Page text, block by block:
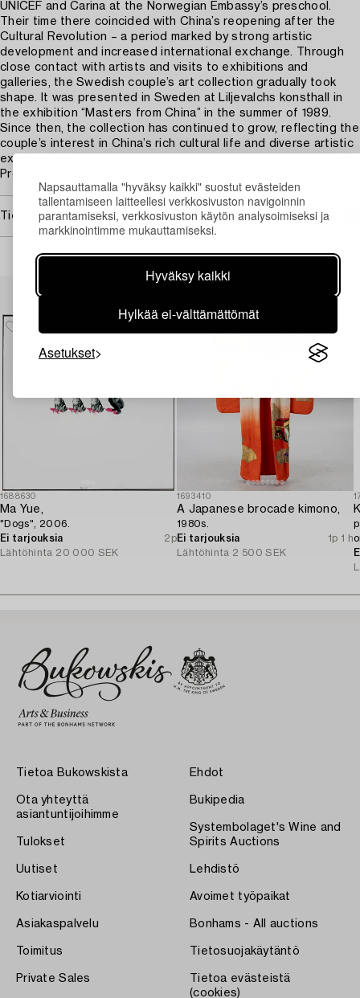
Napsauttamalla "hyväksy kaikki" suostut evästeiden
tallentamiseen laitteellesi verkkosivuston navigoinnin
parantamiseksi, verkkosivuston käytön analysoimiseksi ja
markkinointimme mukauttamiseksi.
Hyväksy kaikki
Hylkää ei-välttämättömät
Asetukset
UNICEF and Carina at the Norwegian Embassy’s preschool.
Their time there coincided with China’s reopening after the
Cultural Revolution – a period marked by strong artistic
development and increased international exchange. Through
close contact with artists and visits to exhibitions and
galleries, the Swedish couple’s art collection gradually took
shape. It was presented in Sweden at Liljevalchs konsthall in
the exhibition “Masters from China” in the summer of 1989.
Since then, the collection has continued to grow, reflecting the
couple’s interest in China’s rich cultural life and diverse artistic
expressions.
Property of a private Swedish collector.
Tietoa ostamisesta
Muiden katsomia kohteita
1688630
Ma Yue,
"Dogs", 2006.
Ei tarjouksia
2p
Lähtöhinta 20 000 SEK
1693410
A Japanese brocade kimono,
1980s.
Ei tarjouksia
1p 1 h
Lähtöhinta 2 500 SEK
Tietoa Bukowskista
Ota yhteyttä
asiantuntijoihimme
Tulokset
Uutiset
Kotiarviointi
Asiakaspalvelu
Toimitus
Private Sales
Ehdot
Bukipedia
Systembolaget's Wine and
Spirits Auctions
Lehdistö
Avoimet työpaikat
Bonhams - All auctions
Tietosuojakäytäntö
Tietoa evästeistä
(cookies)